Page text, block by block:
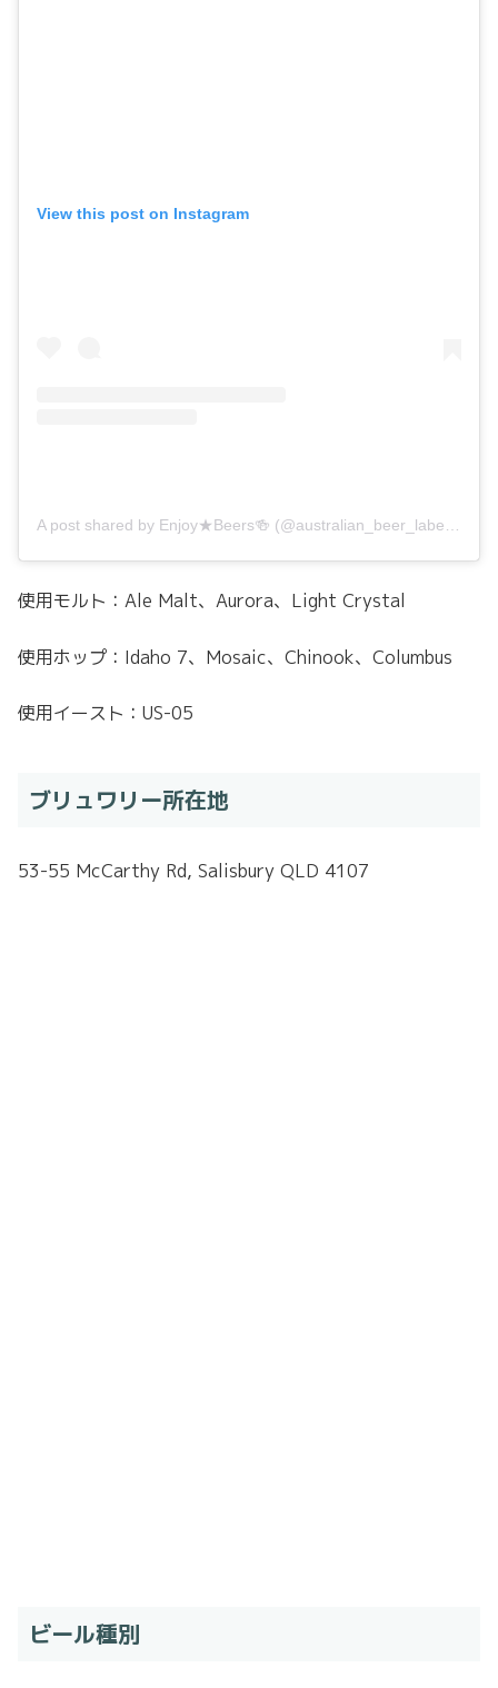
View this post on Instagram
使用モルト：Ale Malt、Aurora、Light Crystal
使用ホップ：Idaho 7、Mosaic、Chinook、Columbus
使用イースト：US-05
ブリュワリー所在地
53-55 McCarthy Rd, Salisbury QLD 4107
ビール種別